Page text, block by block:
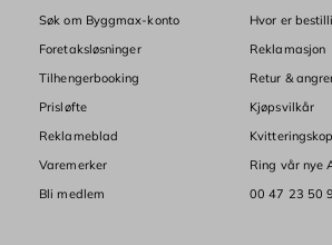
Søk om Byggmax-konto
Foretaksløsninger
Tilhengerbooking
Prisløfte
Reklameblad
Varemerker
Bli medlem
Hvor er
Reklamasjon
Retur &
Kjøpsvilkår
Ring vår nye
00 47 23 50